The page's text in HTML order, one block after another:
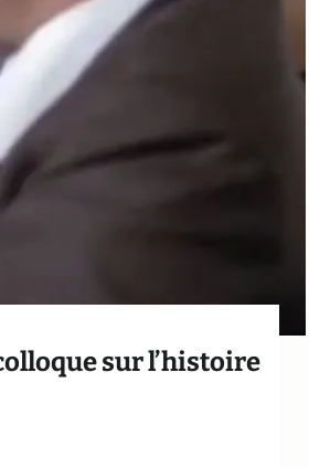
sur l’histoire